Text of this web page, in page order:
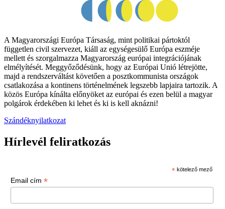
A Magyarországi Európa Társaság, mint politikai pártoktól
független civil szervezet, kiáll az egységesülő Európa eszméje
mellett és szorgalmazza Magyarország európai integrációjának
elmélyítését. Meggyőződésünk, hogy az Európai Unió létrejötte,
majd a rendszerváltást követően a posztkommunista országok
csatlakozása a kontinens történelmének legszebb lapjaira tartozik. A
közös Európa kínálta előnyöket az európai és ezen belül a magyar
polgárok érdekében ki lehet és ki is kell aknázni!
Szándéknyilatkozat
Hírlevél feliratkozás
* kötelező mező
Email cím *